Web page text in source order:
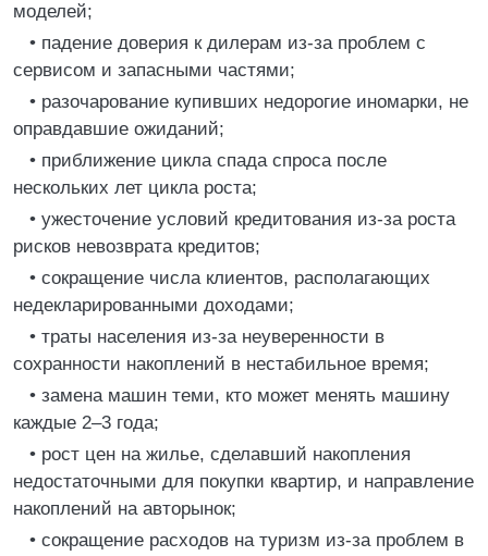
моделей;
• падение доверия к дилерам из-за проблем с
сервисом и запасными частями;
• разочарование купивших недорогие иномарки, не
оправдавшие ожиданий;
• приближение цикла спада спроса после
нескольких лет цикла роста;
• ужесточение условий кредитования из-за роста
рисков невозврата кредитов;
• сокращение числа клиентов, располагающих
недекларированными доходами;
• траты населения из-за неуверенности в
сохранности накоплений в нестабильное время;
• замена машин теми, кто может менять машину
каждые 2–3 года;
• рост цен на жилье, сделавший накопления
недостаточными для покупки квартир, и направление
накоплений на авторынок;
• сокращение расходов на туризм из-за проблем в